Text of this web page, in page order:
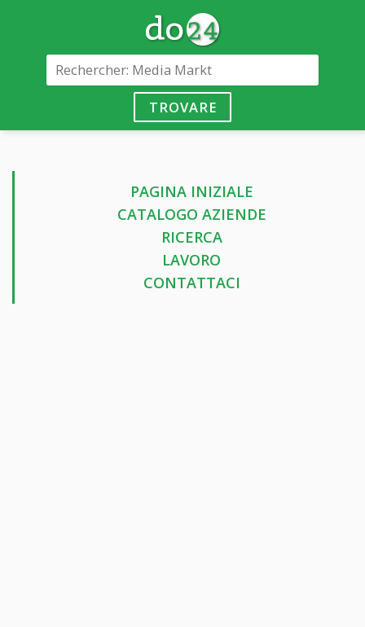
TROVARE
PAGINA INIZIALE
CATALOGO AZIENDE
RICERCA
LAVORO
CONTATTACI